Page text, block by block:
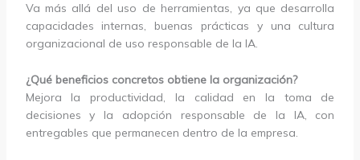
Va más allá del uso de herramientas, ya que desarrolla
capacidades internas, buenas prácticas y una cultura
organizacional de uso responsable de la IA.
¿Qué beneficios concretos obtiene la organización?
Mejora la productividad, la calidad en la toma de
decisiones y la adopción responsable de la IA, con
entregables que permanecen dentro de la empresa.